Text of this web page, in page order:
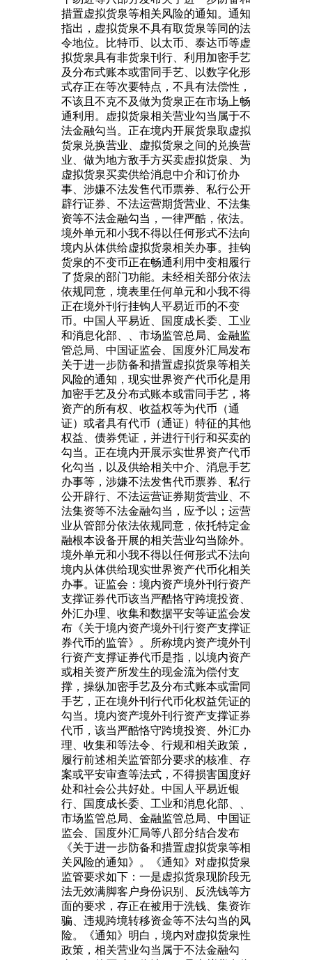
措置虚拟货泉等相关风险的通知。通知
指出，虚拟货泉不具有取货泉等同的法
令地位。比特币、以太币、泰达币等虚
拟货泉具有非货泉刊行、利用加密手艺
及分布式账本或雷同手艺、以数字化形
式存正在等次要特点，不具有法偿性，
不该且不克不及做为货泉正在市场上畅
通利用。虚拟货泉相关营业勾当属于不
法金融勾当。正在境内开展货泉取虚拟
货泉兑换营业、虚拟货泉之间的兑换营
业、做为地方敌手方买卖虚拟货泉、为
虚拟货泉买卖供给消息中介和订价办
事、涉嫌不法发售代币票券、私行公开
辟行证券、不法运营期货营业、不法集
资等不法金融勾当，一律严酷，依法。
境外单元和小我不得以任何形式不法向
境内从体供给虚拟货泉相关办事。挂钩
货泉的不变币正在畅通利用中变相履行
了货泉的部门功能。未经相关部分依法
依规同意，境表里任何单元和小我不得
正在境外刊行挂钩人平易近币的不变
币。中国人平易近、国度成长委、工业
和消息化部、、市场监管总局、金融监
管总局、中国证监会、国度外汇局发布
关于进一步防备和措置虚拟货泉等相关
风险的通知，现实世界资产代币化是用
加密手艺及分布式账本或雷同手艺，将
资产的所有权、收益权等为代币（通
证）或者具有代币（通证）特征的其他
权益、债券凭证，并进行刊行和买卖的
勾当。正在境内开展示实世界资产代币
化勾当，以及供给相关中介、消息手艺
办事等，涉嫌不法发售代币票券、私行
公开辟行、不法运营证券期货营业、不
法集资等不法金融勾当，应予以；运营
业从管部分依法依规同意，依托特定金
融根本设备开展的相关营业勾当除外。
境外单元和小我不得以任何形式不法向
境内从体供给现实世界资产代币化相关
办事。证监会：境内资产境外刊行资产
支撑证券代币该当严酷恪守跨境投资、
外汇办理、收集和数据平安等证监会发
布《关于境内资产境外刊行资产支撑证
券代币的监管》。所称境内资产境外刊
行资产支撑证券代币是指，以境内资产
或相关资产所发生的现金流为偿付支
撑，操纵加密手艺及分布式账本或雷同
手艺，正在境外刊行代币化权益凭证的
勾当。境内资产境外刊行资产支撑证券
代币，该当严酷恪守跨境投资、外汇办
理、收集和等法令、行规和相关政策，
履行前述相关监管部分要求的核准、存
案或平安审查等法式，不得损害国度好
处和社会公共好处。中国人平易近银
行、国度成长委、工业和消息化部、、
市场监管总局、金融监管总局、中国证
监会、国度外汇局等八部分结合发布
《关于进一步防备和措置虚拟货泉等相
关风险的通知》。《通知》对虚拟货泉
监管要求如下：一是虚拟货泉现阶段无
法无效满脚客户身份识别、反洗钱等方
面的要求，存正在被用于洗钱、集资诈
骗、违规跨境转移资金等不法勾当的风
险。《通知》明白，境内对虚拟货泉性
政策，相关营业勾当属于不法金融勾